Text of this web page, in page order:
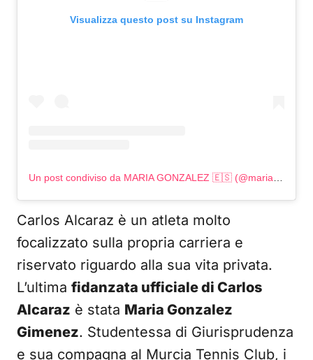
Visualizza questo post su Instagram
Carlos Alcaraz è un atleta molto
focalizzato sulla propria carriera e
riservato riguardo alla sua vita privata.
L’ultima fidanzata ufficiale di Carlos
Alcaraz è stata Maria Gonzalez
Gimenez. Studentessa di Giurisprudenza
e sua compagna al Murcia Tennis Club, i